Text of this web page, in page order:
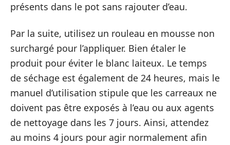
présents dans le pot sans rajouter d’eau.
Par la suite, utilisez un rouleau en mousse non
surchargé pour l’appliquer. Bien étaler le
produit pour éviter le blanc laiteux. Le temps
de séchage est également de 24 heures, mais le
manuel d’utilisation stipule que les carreaux ne
doivent pas être exposés à l’eau ou aux agents
de nettoyage dans les 7 jours. Ainsi, attendez
au moins 4 jours pour agir normalement afin